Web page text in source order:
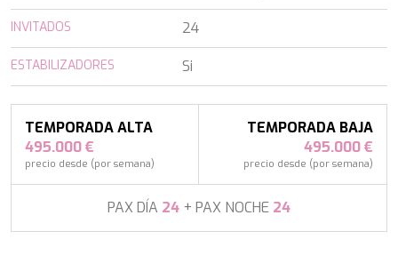
INVITADOS 24
ESTABILIZADORES Si
TEMPORADA ALTA
495.000 €
precio desde (por semana)
TEMPORADA BAJA
495.000 €
precio desde (por semana)
PAX DÍA 24 + PAX NOCHE 24
ANIMA II
ANIMA MARIS
ANKA
ANNABEL II
ANOTHER ONE
ANTHEYA III
APHAEA
AQUA LIBRA
AQUAVISTA
AQUILA
Turquía
Italia
Turquía
Italia
Croacia
Turquía